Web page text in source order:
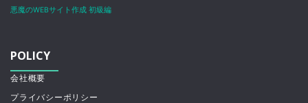
悪魔のWEBサイト作成 初級編
POLICY
会社概要
プライバシーポリシー